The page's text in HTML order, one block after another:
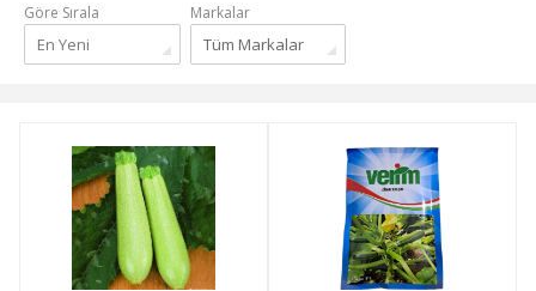
Göre Sırala
En Yeni
Markalar
Tüm Markalar